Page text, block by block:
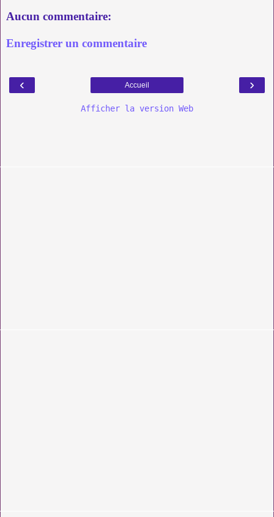
Aucun commentaire:
Enregistrer un commentaire
‹ ›
Accueil
Afficher la version Web